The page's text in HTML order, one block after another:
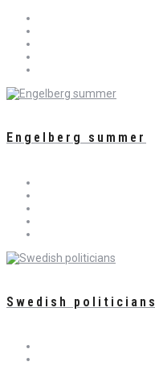
Engelberg summer
Swedish politicians